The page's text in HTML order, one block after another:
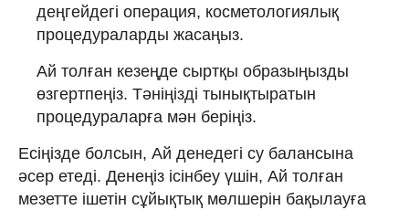
деңгейдегі операция, косметологиялық
процедураларды жасаңыз.
Ай толған кезеңде сыртқы образыңызды
өзгертпеңіз. Тәніңізді тынықтыратын
процедураларға мән беріңіз.
Есіңізде болсын, Ай денедегі су балансына
әсер етеді. Денеңіз ісінбеу үшін, Ай толған
мезетте ішетін сұйықтық мөлшерін бақылауға